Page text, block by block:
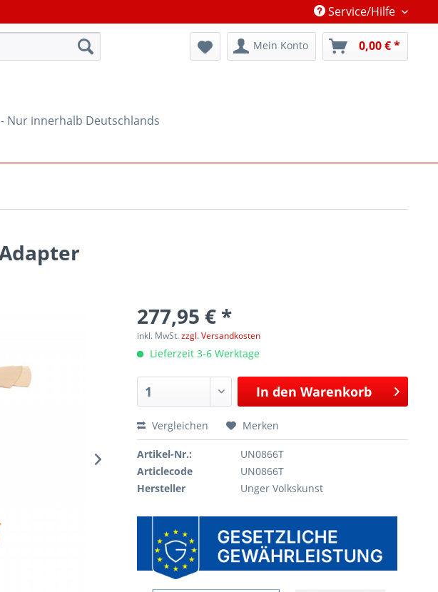
Service/Hilfe
Mein Konto 0,00 € *
- Nur innerhalb Deutschlands
277,95 € *
inkl. MwSt.zzgl. Versandkosten
Lieferzeit 3-6 Werktage
In den Warenkorb
Vergleichen Merken
Artikel-Nr.:
UN0866T
Articlecode
UN0866T
Hersteller
Unger Volkskunst